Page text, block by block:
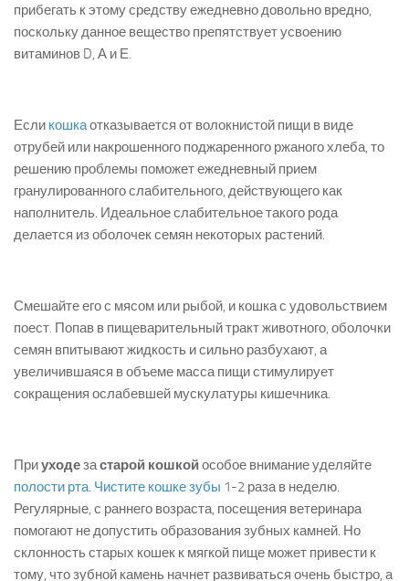
прибегать к этому средству ежедневно довольно вредно,
поскольку данное вещество препятствует усвоению
витаминов D, А и Е.
Если кошкаотказывается от волокнистой пищи в виде
отрубей или накрошенного поджаренного ржаного хлеба, то
решению проблемы поможет ежедневный прием
гранулированного слабительного, действующего как
наполнитель. Идеальное слабительное такого рода
делается из оболочек семян некоторых растений.
Смешайте его с мясом или рыбой, и кошка с удовольствием
поест. Попав в пищеварительный тракт животного, оболочки
семян впитывают жидкость и сильно разбухают, а
увеличившаяся в объеме масса пищи стимулирует
сокращения ослабевшей мускулатуры кишечника.
Приуходезастарой кошкойособое внимание уделяйте
полости рта. Чистите кошке зубы 1-2 раза в неделю.
Регулярные, с раннего возраста, посещения ветеринара
помогают не допустить образования зубных камней. Но
склонность старых кошек к мягкой пище может привести к
тому, что зубной камень начнет развиваться очень быстро, а